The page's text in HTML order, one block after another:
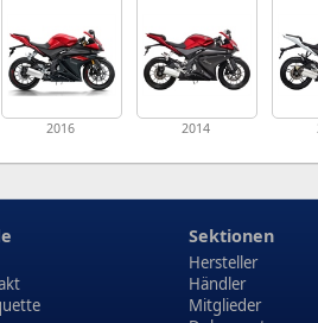
2016 2014
Sektionen
Hersteller
Händler
Mitglieder